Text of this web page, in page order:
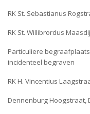
RK St. Sebastianus
RK St. Willibrordus
Particuliere
incidenteel begraven
RK H. Vincentius
Dennenburg Hoogstraat,